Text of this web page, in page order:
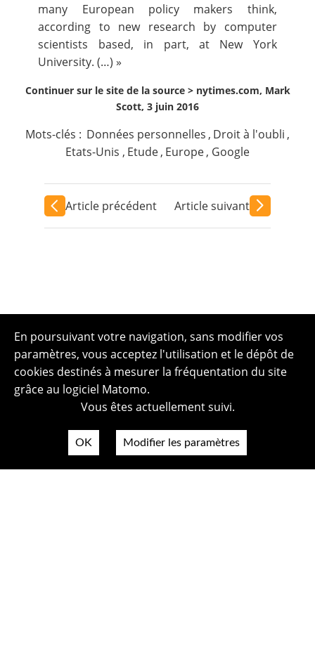
many European policy makers think,
according to new research by computer
scientists based, in part, at New York
University. (…) »
Continuer sur le site de la source > nytimes.com, Mark
Scott, 3 juin 2016
Mots-clés : Données personnelles , Droit à l'oubli ,
Etats-Unis , Etude, Europe, Google
Article précédent Article suivant
En poursuivant votre navigation, sans modifier vos
paramètres, vous acceptez l'utilisation et le dépôt de
cookies destinés à mesurer la fréquentation du site
grâce au logiciel Matomo.
Vous êtes actuellement suivi.
OK Modifier les paramètres